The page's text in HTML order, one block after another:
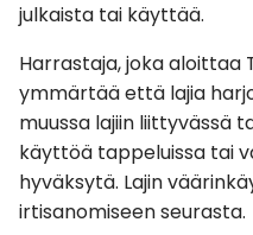
julkaista tai käyttää.
Harrastaja, joka aloittaa
ymmärtää että lajia
muussa lajiin liittyvässä
käyttöä tappeluissa tai
hyväksytä. Lajin
irtisanomiseen seurasta.